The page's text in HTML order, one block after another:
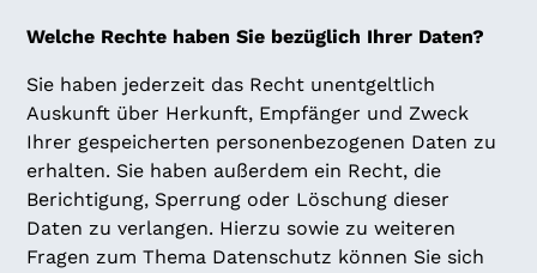
Welche Rechte haben Sie bezüglich Ihrer Daten?
Sie haben jederzeit das Recht unentgeltlich
Auskunft über Herkunft, Empfänger und Zweck
Ihrer gespeicherten personenbezogenen Daten zu
erhalten. Sie haben außerdem ein Recht, die
Berichtigung, Sperrung oder Löschung dieser
Daten zu verlangen. Hierzu sowie zu weiteren
Fragen zum Thema Datenschutz können Sie sich